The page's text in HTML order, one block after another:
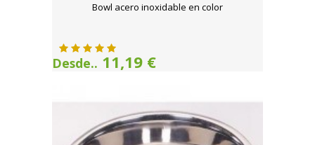
Bowl acero inoxidable en color
Desde.. 11,19 €